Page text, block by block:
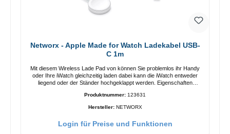
Networx - Apple Made for Watch Ladekabel USB-
C 1m
Mit diesem Wireless Lade Pad von können Sie problemlos ihr Handy
oder Ihre iWatch gleichzeitig laden dabei kann die iWatch entweder
liegend oder der Ständer hochgeklappt werden. Eigenschaften
Produktnummer: 123631
Hersteller: NETWORX
Login für Preise und Funktionen